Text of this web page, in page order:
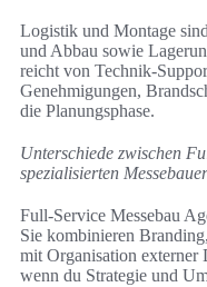
Logistik und Montage
und Abbau sowie
reicht von Technik-
Genehmigungen,
die Planungsphase.
Unterschiede zwischen
spezialisierten
Full-Service Messebau
Sie kombinieren
mit Organisation externer
wenn du Strategie und